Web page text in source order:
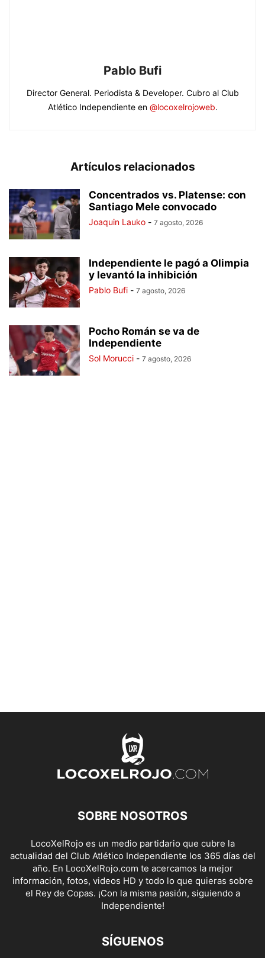
Pablo Bufi
Director General. Periodista & Developer. Cubro al Club
Atlético Independiente en @locoxelrojoweb.
Artículos relacionados
Concentrados vs. Platense: con
Santiago Mele convocado
Joaquin Lauko - 7 agosto, 2026
Independiente le pagó a Olimpia
y levantó la inhibición
Pablo Bufi - 7 agosto, 2026
Pocho Román se va de
Independiente
Sol Morucci - 7 agosto, 2026
SOBRE NOSOTROS
LocoXelRojo es un medio partidario que cubre la
actualidad del Club Atlético Independiente los 365 días del
año. En LocoXelRojo.com te acercamos la mejor
información, fotos, videos HD y todo lo que quieras sobre
el Rey de Copas. ¡Con la misma pasión, siguiendo a
Independiente!
SÍGUENOS